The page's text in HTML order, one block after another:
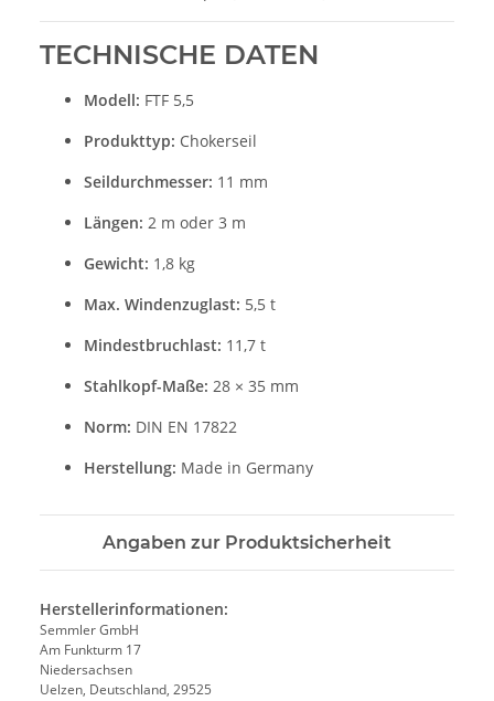
TECHNISCHE DATEN
Modell: FTF 5,5
Produkttyp: Chokerseil
Seildurchmesser: 11 mm
Längen: 2 m oder 3 m
Gewicht: 1,8 kg
Max. Windenzuglast: 5,5 t
Mindestbruchlast: 11,7 t
Stahlkopf-Maße: 28 × 35 mm
Norm: DIN EN 17822
Herstellung: Made in Germany
Angaben zur Produktsicherheit
Herstellerinformationen:
Semmler GmbH
Am Funkturm 17
Niedersachsen
Uelzen, Deutschland, 29525